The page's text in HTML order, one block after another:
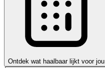
Ontdek wat haalbaar lijkt voor jou